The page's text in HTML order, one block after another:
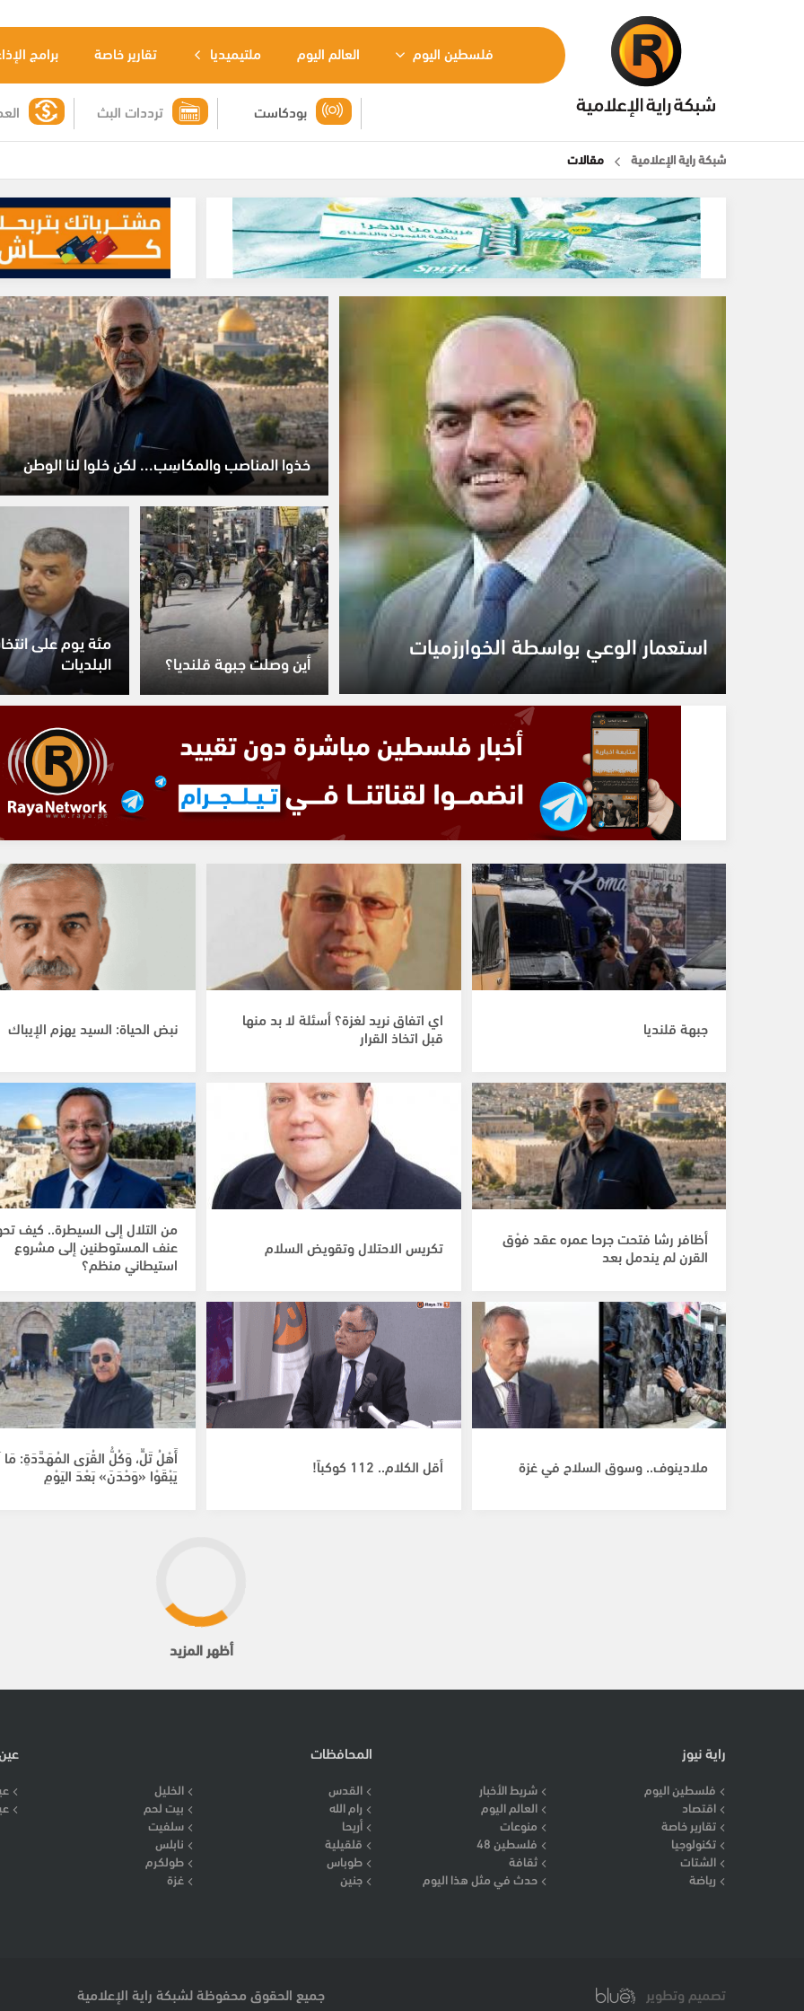
فلسطين اليوم العالم اليوم ملتيميديا تقارير خاصة برامج
ترددات البث بودكاست
شبكة راية الإعلامية مقالات
استعمار الوعي بواسطة الخوارزميات
خذوا المناصب والمكاسِب... لكن خلوا لنا الوطن
أين وصلت جبهة قلنديا؟
مئة يوم على
البلديات
جبهة قلنديا
اي اتفاق نريد لغزة؟ أسئلة لا بد منها
قبل اتخاذ القرار
نبض الحياة: السيد يهزم الإيباك
أظافر رشا فتحت جرحا عمره عقد فوْق
القرن لم يندمل بعد
تكريس الاحتلال وتقويض السلام
من التلال إلى السيطرة.. كيف
عنف المستوطنين إلى مشروع
استيطاني منظم؟
ملادينوف.. وسوق السلاح في غزة أقل الكلام.. 112 كوكباً!
أَهْلُ تَلٍّ، وَكُلُّ القُرَى المُهَدَّدَةِ: مَا
يَبْقَوْا «وَحْدَنَ» بَعْدَ اليَوْمِ
أظهر المزيد
راية نيوز
فلسطين اليوم
شريط الأخبار
اقتصاد
العالم اليوم
تقارير خاصة
منوعات
تكنولوجيا
فلسطين 48
الشتات
ثقافة
رياضة
حدث في مثل هذا اليوم
المحافظات
القدس
الخليل
رام الله
بيت لحم
أريحا
سلفيت
قلقيلية
نابلس
طوباس
طولكرم
جنين
غزة
تصميم وتطوير جميع الحقوق محفوظة لشبكة راية الإعلامية